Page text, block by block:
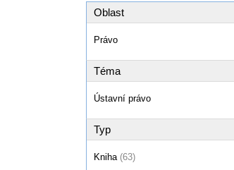
Oblast
Právo
Téma
Ústavní právo
Typ
Kniha (63)